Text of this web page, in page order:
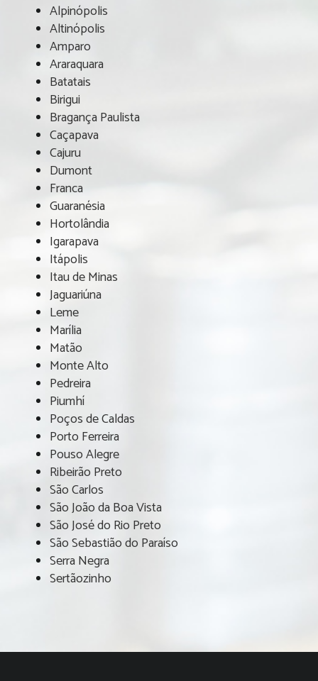
Alpinópolis
Altinópolis
Amparo
Araraquara
Batatais
Birigui
Bragança Paulista
Caçapava
Cajuru
Dumont
Franca
Guaranésia
Hortolândia
Igarapava
Itápolis
Itau de Minas
Jaguariúna
Leme
Marília
Matão
Monte Alto
Pedreira
Piumhí
Poços de Caldas
Porto Ferreira
Pouso Alegre
Ribeirão Preto
São Carlos
São João da Boa Vista
São José do Rio Preto
São Sebastião do Paraíso
Serra Negra
Sertãozinho